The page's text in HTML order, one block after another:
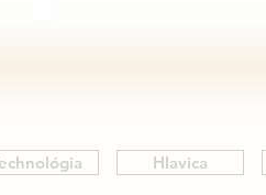
Hlavica